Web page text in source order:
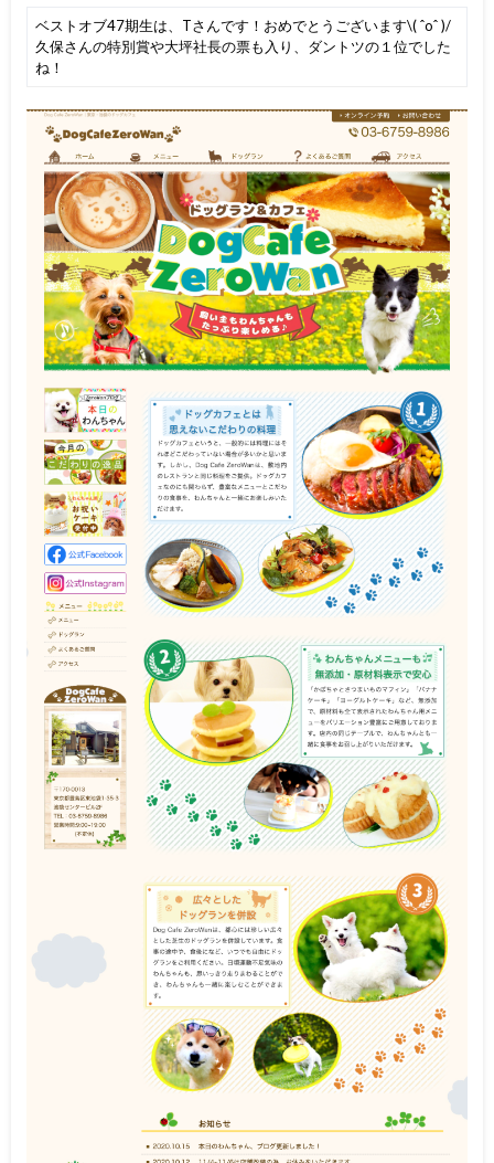
ベストオブ47期生は、Tさんです！おめでとうございます\( ˆoˆ )/
久保さんの特別賞や大坪社長の票も入り、ダントツの１位でした
ね！